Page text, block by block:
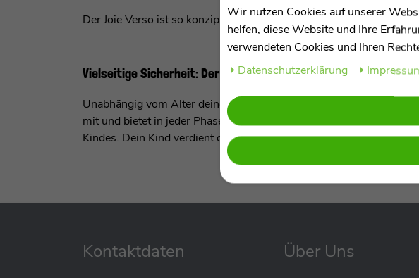
Der Joie Verso ist so konzipiert, dass er jahrelang verwendet
Vielseitige Sicherheit: Der Joie Verso Kindersitz für jede
Unabhängig vom Alter deines Kindes bietet der Joie Verso
mit und bietet in jeder Phase den notwendigen Schutz. Mit seiner
Kindes. Dein Kind verdient den besten Schutz auf jeder Reise, und
Kontaktdaten Über Uns
Wir nutzen Cookies auf unserer
helfen, diese Website und Ihre
verwendeten Cookies und Ihren
Daten­schutz­erklärung